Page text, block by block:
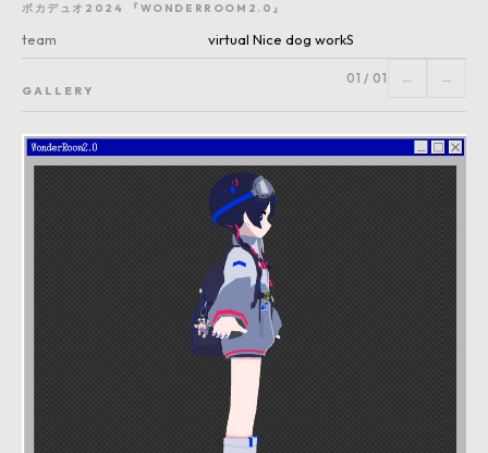
ボカデュオ2024 『WONDERROOM2.0』
team virtual Nice dog workS
GALLERY
01 /01 ← →